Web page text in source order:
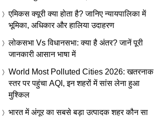
एमिकस क्यूरी क्या होता है? जानिए न्यायपालिका में
भूमिका, अधिकार और हालिया उदाहरण
लोकसभा Vs विधानसभा: क्या है अंतर? जानें पूरी
जानकारी आसान भाषा में
World Most Polluted Cities 2026: खतरनाक
स्तर पर पहुंचा AQI, इन शहरों में सांस लेना हुआ
मुश्किल
भारत में अंगूर का सबसे बड़ा उत्पादक शहर कौन सा